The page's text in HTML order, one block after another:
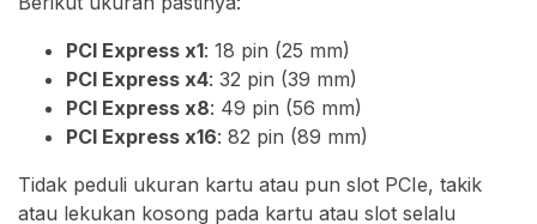
PCI Express x1: 18 pin (25 mm)
PCI Express x4: 32 pin (39 mm)
PCI Express x8: 49 pin (56 mm)
PCI Express x16: 82 pin (89 mm)
Tidak peduli ukuran kartu atau pun slot PCIe, takik
atau lekukan kosong pada kartu atau slot selalu